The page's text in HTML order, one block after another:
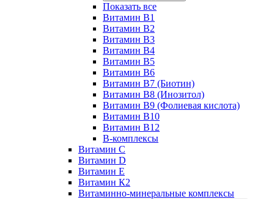
Показать все
Витамин B1
Витамин B2
Витамин B3
Витамин B4
Витамин B5
Витамин B6
Витамин B7 (Биотин)
Витамин B8 (Инозитол)
Витамин B9 (Фолиевая кислота)
Витамин B10
Витамин B12
B-комплексы
Витамин C
Витамин D
Витамин E
Витамин К2
Витаминно-минеральные комплексы